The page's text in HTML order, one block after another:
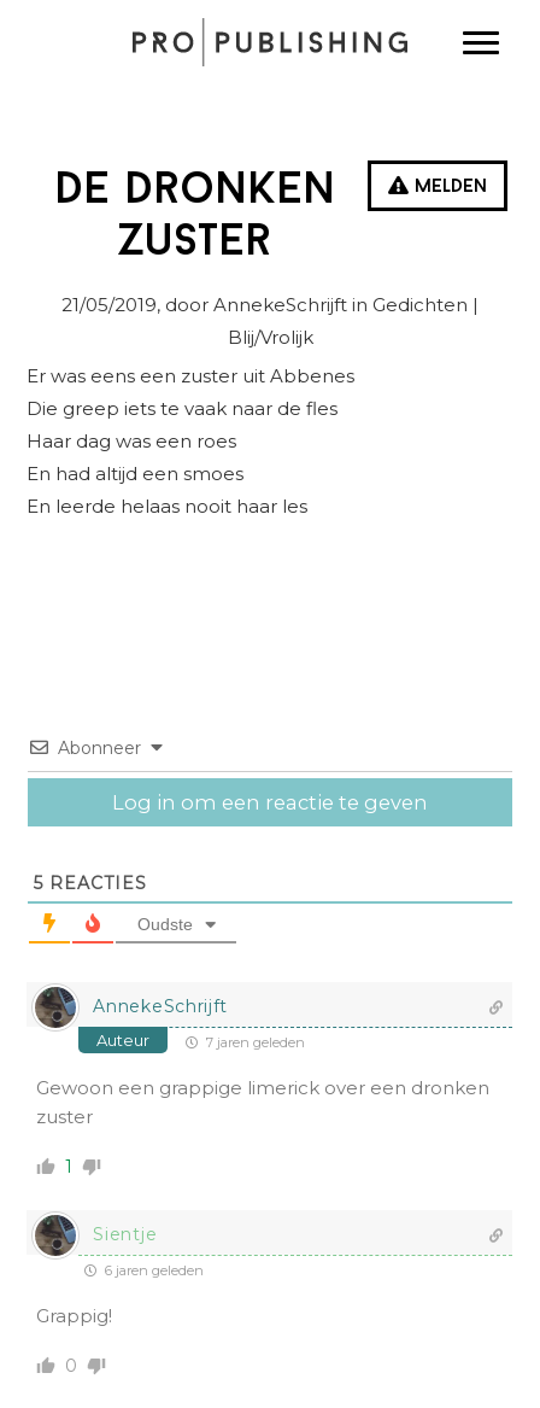
Melden
De dronken
zuster
21/05/2019, door AnnekeSchrijft in Gedichten |
Blij/Vrolijk
Er was eens een zuster uit Abbenes
Die greep iets te vaak naar de fles
Haar dag was een roes
En had altijd een smoes
En leerde helaas nooit haar les
Abonneer
Log in om een reactie te geven
5 REACTIES
Oudste
AnnekeSchrijft
Auteur 7 jaren geleden
Gewoon een grappige limerick over een dronken
zuster
1
Sientje
6 jaren geleden
Grappig!
0